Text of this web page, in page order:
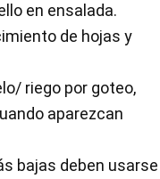
en ensalada.
de hojas y
riego por goteo,
aparezcan
bajas deben usarse